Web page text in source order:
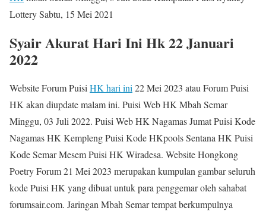
Lottery Sabtu, 15 Mei 2021
Syair Akurat Hari Ini Hk 22 Januari
2022
Website Forum Puisi HK hari ini 22 Mei 2023 atau Forum Puisi
HK akan diupdate malam ini. Puisi Web HK Mbah Semar
Minggu, 03 Juli 2022. Puisi Web HK Nagamas Jumat Puisi Kode
Nagamas HK Kempleng Puisi Kode HKpools Sentana HK Puisi
Kode Semar Mesem Puisi HK Wiradesa. Website Hongkong
Poetry Forum 21 Mei 2023 merupakan kumpulan gambar seluruh
kode Puisi HK yang dibuat untuk para penggemar oleh sahabat
forumsair.com. Jaringan Mbah Semar tempat berkumpulnya